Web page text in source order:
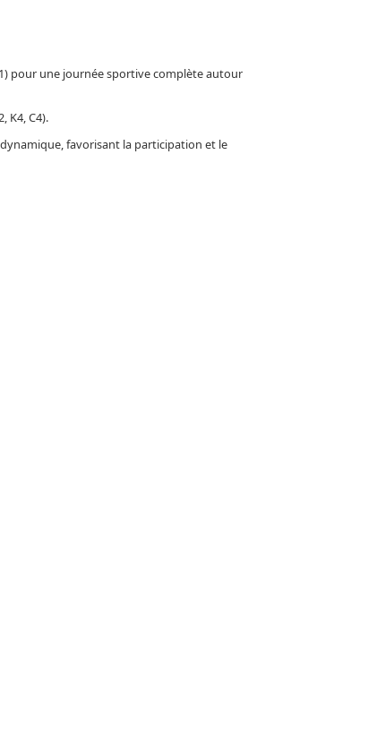
pour une journée sportive complète autour
K4, C4).​
favorisant la participation et le